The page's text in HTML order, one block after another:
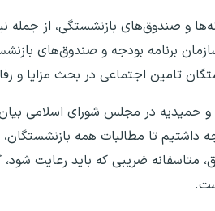
و صندوق‌های بازنشستگی، از
برنامه بودجه و صندوق‌های
تامین اجتماعی در بحث مزایا و
و حمیدیه در مجلس شورای اسلامی
داشتیم تا مطالبات همه
متاسفانه ضریبی که باید رعایت